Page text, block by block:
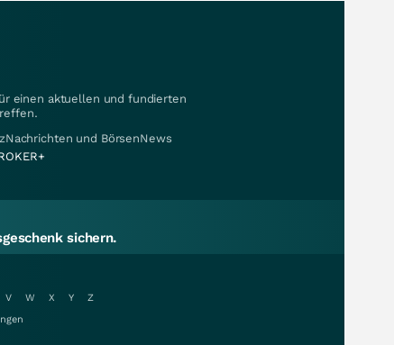
einen aktuellen und fundierten
und BörsenNews
sichern.
V W X Y
Z